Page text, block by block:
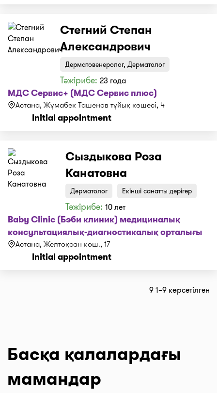
Стегний Степан
Александрович
Дерматовенеролог, Дерматолог
Тәжірибе:23 года
МДС Сервис+ (МДС Сервис плюс)
Астана, Жұмабек Ташенов тұйық көшесі, 4
Initial appointment
Сыздыкова Роза
Канатовна
Дерматолог Екінші санатты дәрігер
Тәжірибе: 10 лет
Baby Clinic (Бэби клиник) медициналық
консультациялық-диагностикалық орталығы
Астана, Желтоқсан көш., 17
Initial appointment
9 1–9 көрсетілген
Басқа қалалардағы
мамандар